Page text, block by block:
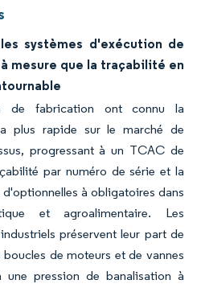
systèmes d'exécution de
mesure que la traçabilité en
de fabrication ont connu la
plus rapide sur le marché de
progressant à un TCAC de
par numéro de série et la
à obligatoires dans
et agroalimentaire. Les
préservent leur part de
de moteurs et de vannes
pression de banalisation à